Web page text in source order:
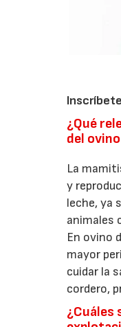
Inscríbete
¿Qué
del
La
y
leche, ya
animales
En ovino
mayor
cuidar la
cordero,
¿Cuáles